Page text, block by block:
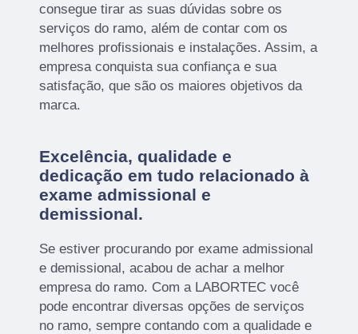
consegue tirar as suas dúvidas sobre os
serviços do ramo, além de contar com os
melhores profissionais e instalações. Assim, a
empresa conquista sua confiança e sua
satisfação, que são os maiores objetivos da
marca.
Excelência, qualidade e
dedicação em tudo relacionado à
exame admissional e
demissional.
Se estiver procurando por exame admissional
e demissional, acabou de achar a melhor
empresa do ramo. Com a LABORTEC você
pode encontrar diversas opções de serviços
no ramo, sempre contando com a qualidade e